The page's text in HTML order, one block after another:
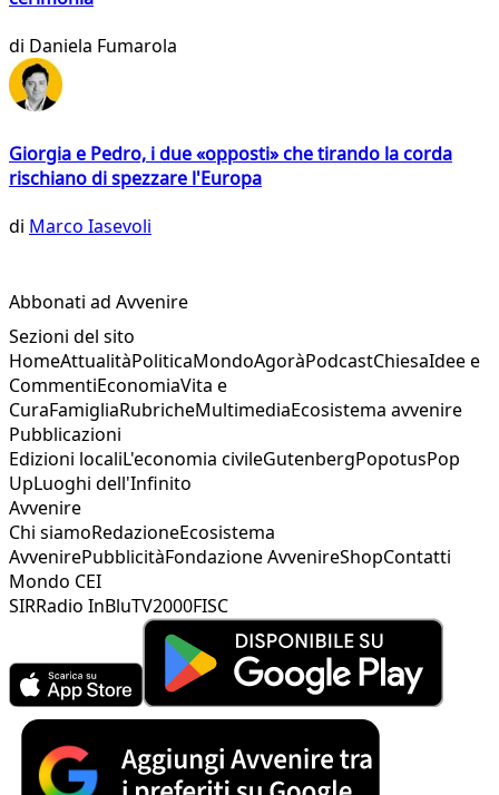
di Daniela Fumarola
Giorgia e Pedro, i due «opposti» che tirando la corda
rischiano di spezzare l'Europa
di Marco Iasevoli
Abbonati ad Avvenire
Sezioni del sito
HomeAttualitàPoliticaMondoAgoràPodcastChiesaIdee e
CommentiEconomiaVita e
CuraFamigliaRubricheMultimediaEcosistema avvenire
Pubblicazioni
Edizioni localiL'economia civileGutenbergPopotusPop
UpLuoghi dell'Infinito
Avvenire
Chi siamoRedazioneEcosistema
AvvenirePubblicitàFondazione AvvenireShopContatti
Mondo CEI
SIRRadio InBluTV2000FISC